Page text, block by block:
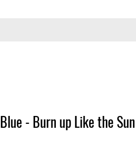
- Burn up Like the